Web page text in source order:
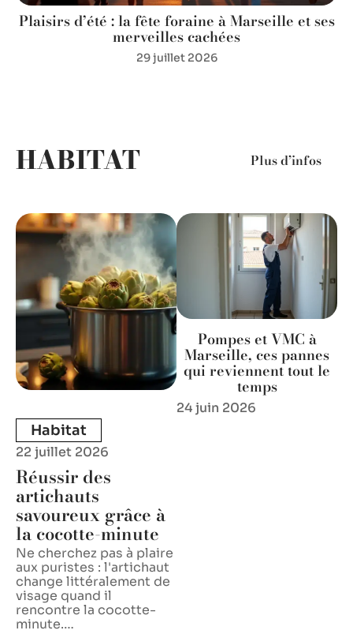
Plaisirs d’été : la fête foraine à Marseille et ses
merveilles cachées
29 juillet 2026
HABITAT Plus d’infos
Habitat
22 juillet 2026
Réussir des
artichauts
savoureux grâce à
la cocotte-minute
Ne cherchez pas à plaire
aux puristes : l'artichaut
change littéralement de
visage quand il
rencontre la cocotte-
minute.…
Pompes et VMC à
Marseille, ces pannes
qui reviennent tout le
temps
24 juin 2026